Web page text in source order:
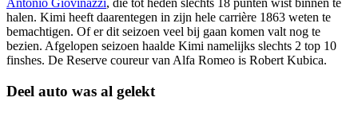
Antonio Giovinazzi, die tot heden slechts 18 punten wist binnen te
halen. Kimi heeft daarentegen in zijn hele carrière 1863 weten te
bemachtigen. Of er dit seizoen veel bij gaan komen valt nog te
bezien. Afgelopen seizoen haalde Kimi namelijks slechts 2 top 10
finshes. De Reserve coureur van Alfa Romeo is Robert Kubica.
Deel auto was al gelekt